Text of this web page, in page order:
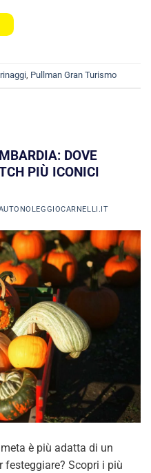
, Pullman Gran Turismo
DOVE
PIÙ ICONICI
è più adatta di un
festeggiare? Scopri i più